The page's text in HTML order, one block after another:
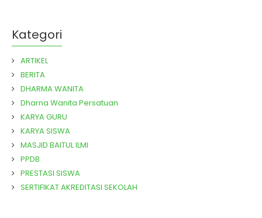
Kategori
ARTIKEL
BERITA
DHARMA WANITA
Dharna Wanita Persatuan
KARYA GURU
KARYA SISWA
MASJID BAITUL ILMI
PPDB
PRESTASI SISWA
SERTIFIKAT AKREDITASI SEKOLAH